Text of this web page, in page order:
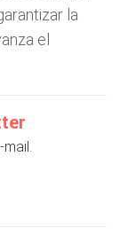
la
el